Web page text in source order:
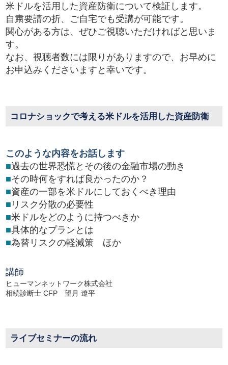
米ドルを活用した資産防衛について検証します。
自粛要請の折、ご自宅でも受講が可能です。
関心がある方は、ぜひご視聴いただければと思いま
す。
なお、視聴者数には限りがありますので、お早めに
お申込みくださいますと幸いです。
コロナショックで考える米ドルを活用した資産防衛
このような内容をお話します
■過去の世界恐慌とその後の金融市場の動き
■その時何をすれば良かったのか？
■資産の一部を米ドルにしておくべき理由
■ リスク分散の必要性
■米ドルをどのように持つべきか
■具体的なプランとは
■為替リスクの軽減策 ほか
講師
ヒューマンネットワーク株式会社
相続診断士 CFP 望月 遼平
ライブセミナーの流れ